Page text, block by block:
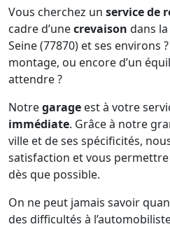
Vous cherchez un service de
cadre d’unecrevaison dans
Seine (77870) et ses environs
montage, ou encore d’un
attendre ?
Notregarage est à votre
immédiate. Grâce à notre
ville et de ses spécificités,
satisfaction et vous
dès que possible.
On ne peut jamais savoir
des difficultés à